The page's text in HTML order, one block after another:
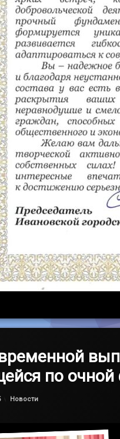
по
Обновлено на
by
Категории:
Новости